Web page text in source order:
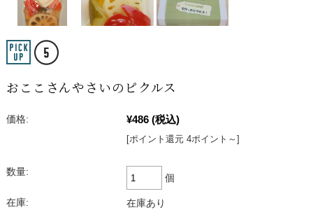
おここさんやさいのピクルス
価格: ¥486 (税込)
[ポイント還元 4ポイント～]
数量:
個
在庫: 在庫あり